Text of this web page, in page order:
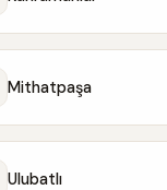
Mithatpaşa
Ulubatlı